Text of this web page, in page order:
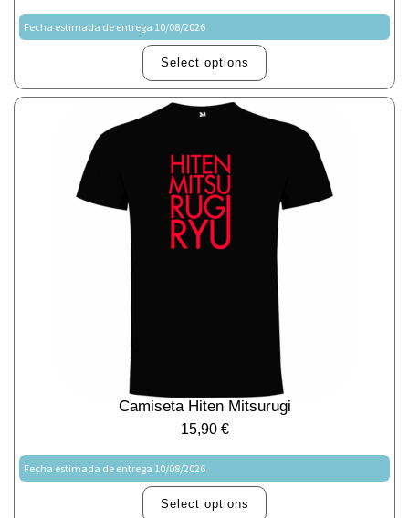
Fecha estimada de entrega 10/08/2026
Select options
Camiseta Hiten Mitsurugi
15,90 €
Fecha estimada de entrega 10/08/2026
Select options